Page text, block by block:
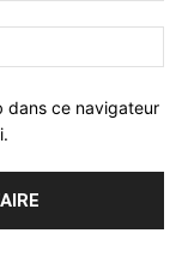
dans ce navigateur